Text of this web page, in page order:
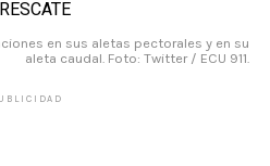
en sus aletas pectorales y en su
aleta caudal. Foto: Twitter / ECU 911.